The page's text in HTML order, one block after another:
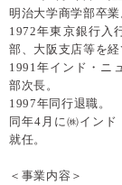
明治大学商学部卒業
1972年東京銀行入
部、大阪支店等を経
1991年インド・ニ
部次長。
1997年同行退職。
同年4月に㈱イン
就任。
＜事業内容＞